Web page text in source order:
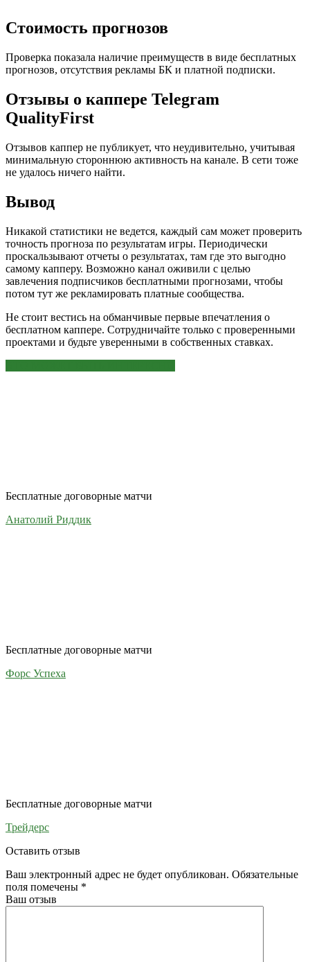
Стоимость прогнозов
Проверка показала наличие преимуществ в виде бесплатных
прогнозов, отсутствия рекламы БК и платной подписки.
Отзывы о каппере Telegram
QualityFirst
Отзывов каппер не публикует, что неудивительно, учитывая
минимальную стороннюю активность на канале. В сети тоже
не удалось ничего найти.
Вывод
Никакой статистики не ведется, каждый сам может проверить
точность прогноза по результатам игры. Периодически
проскальзывают отчеты о результатах, там где это выгодно
самому капперу. Возможно канал оживили с целью
завлечения подписчиков бесплатными прогнозами, чтобы
потом тут же рекламировать платные сообщества.
Не стоит вестись на обманчивые первые впечатления о
бесплатном каппере. Сотрудничайте только с проверенными
проектами и будьте уверенными в собственных ставках.
Бесплатные договорные матчи
Анатолий Риддик
Бесплатные договорные матчи
Форс Успеха
Бесплатные договорные матчи
Трейдерс
Оставить отзыв
Ваш электронный адрес не будет опубликован. Обязательные
поля помечены *
Ваш отзыв